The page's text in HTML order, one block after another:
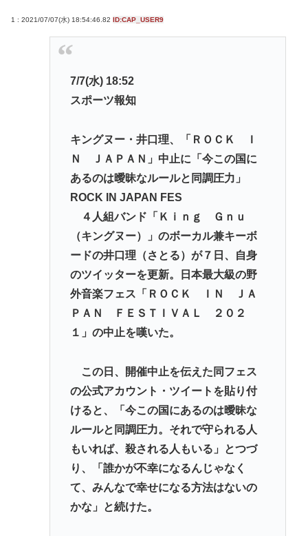
護憲派集会で市民運動家の菱山南帆子さん「責任あ
る未来像を若者たちに」平和の尊さを訴える 北海道
先にマッサージを望んだ」と主張 [8/10]
【悲報】35歳実家暮らし底辺メンヘラ無職喪女
【なぞなぞ】義母、義妹、エ口いのどっち！
スーパーカブとハンターカブで迷っているどっちが
Redditを読んでると外人って日本に対してはよく調
べもせずに思い込みで勝手に議論してるよな
愛知県最強のスーパー、満場一致で決まる
マチアプ女と会ってきたんやが職業詐称して病気も
隠してたんやが
1 : 2021/07/07(水) 18:54:46.82 ID:CAP_USER9
7/7(水) 18:52
スポーツ報知
キングヌー・井口理、「ＲＯＣＫ Ｉ
Ｎ ＪＡＰＡＮ」中止に「今この国に
あるのは曖昧なルールと同調圧力」
ROCK IN JAPAN FES
４人組バンド「Ｋｉｎｇ Ｇｎｕ
（キングヌー）」のボーカル兼キーボ
ードの井口理（さとる）が７日、自身
のツイッターを更新。日本最大級の野
外音楽フェス「ＲＯＣＫ ＩＮ ＪＡ
ＰＡＮ ＦＥＳＴＩＶＡＬ ２０２
１」の中止を嘆いた。
この日、開催中止を伝えた同フェス
の公式アカウント・ツイートを貼り付
けると、「今この国にあるのは曖昧な
ルールと同調圧力。それで守られる人
もいれば、殺される人もいる」とつづ
り、「誰かが不幸になるんじゃなく
て、みんなで幸せになる方法はないの
かな」と続けた。